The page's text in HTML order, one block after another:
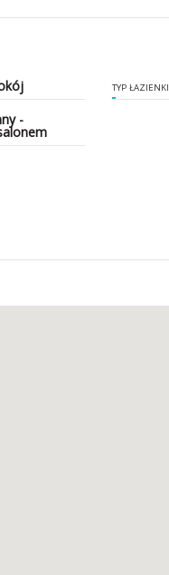
-
TYP ŁAZIENKI